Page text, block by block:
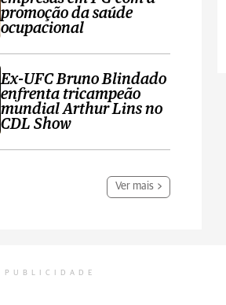
promoção da saúde
ocupacional
Ex-UFC Bruno Blindado
enfrenta tricampeão
mundial Arthur Lins no
CDL Show
Ver mais
PUBLICIDADE